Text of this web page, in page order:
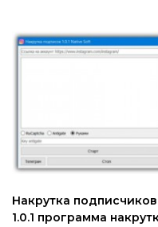
Накрутка подписчиков
1.0.1 программа